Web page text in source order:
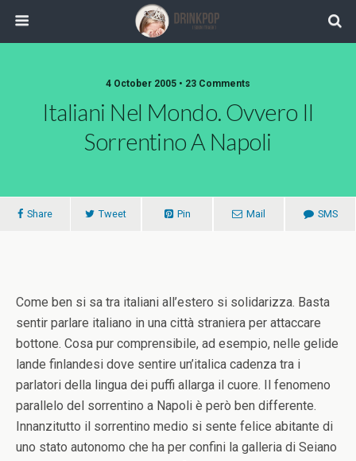
4 October 2005 • 23 Comments
Italiani Nel Mondo. Ovvero Il
Sorrentino A Napoli
Share Tweet Pin Mail SMS
Come ben si sa tra italiani all’estero si solidarizza. Basta
sentir parlare italiano in una città straniera per attaccare
bottone. Cosa pur comprensibile, ad esempio, nelle gelide
lande finlandesi dove sentire un’italica cadenza tra i
parlatori della lingua dei puffi allarga il cuore. Il fenomeno
parallelo del sorrentino a Napoli è però ben differente.
Innanzitutto il sorrentino medio si sente felice abitante di
uno stato autonomo che ha per confini la galleria di Seiano